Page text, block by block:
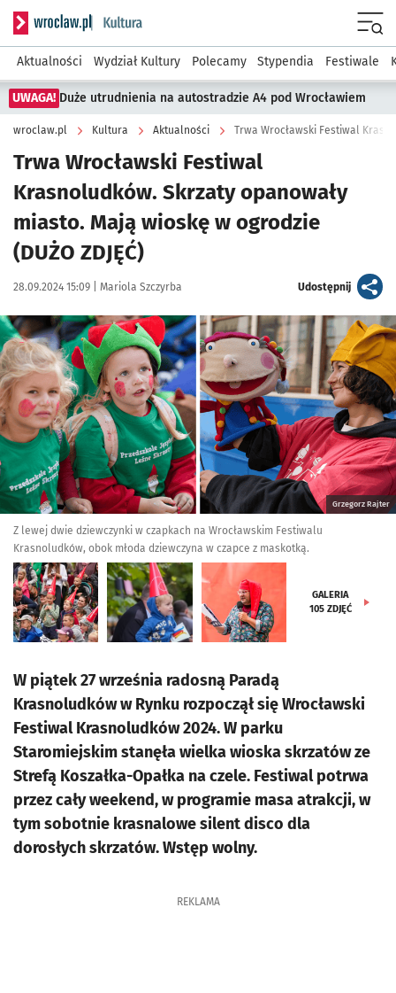
Serwis informacyjny wroclaw.pl podserwis: Kultura
Aktualności Wydział Kultury Polecamy Stypendia Festiwale
UWAGA! Duże utrudnienia na autostradzie A4 pod Wrocławiem
wroclaw.pl Kultura Aktualności Trwa Wrocławski Festiwal
Trwa Wrocławski Festiwal
Krasnoludków. Skrzaty opanowały
miasto. Mają wioskę w ogrodzie
(DUŻO ZDJĘĆ)
Data publikacji:
28.09.2024 15:09 | Autor:
Mariola Szczyrba Udostępnijartykuł
Kliknij, aby zobaczyć galerię
Grzegorz Rajter
Z lewej dwie dziewczynki w czapkach na Wrocławskim Festiwalu
Krasnoludków, obok młoda dziewczyna w czapce z maskotką.
GALERIA
105 ZDJĘĆ
W piątek 27 września radosną Paradą
Krasnoludków w Rynku rozpoczął się Wrocławski
Festiwal Krasnoludków 2024. W parku
Staromiejskim stanęła wielka wioska skrzatów ze
Strefą Koszałka-Opałka na czele. Festiwal potrwa
przez cały weekend, w programie masa atrakcji, w
tym sobotnie krasnalowe silent disco dla
dorosłych skrzatów. Wstęp wolny.
REKLAMA